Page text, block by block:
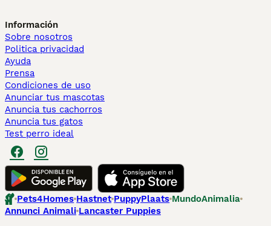
Información
Sobre nosotros
Politica privacidad
Ayuda
Prensa
Condiciones de uso
Anunciar tus mascotas
Anuncia tus cachorros
Anuncia tus gatos
Test perro ideal
Pets4Homes Hastnet PuppyPlaats MundoAnimalia
Annunci Animali Lancaster Puppies